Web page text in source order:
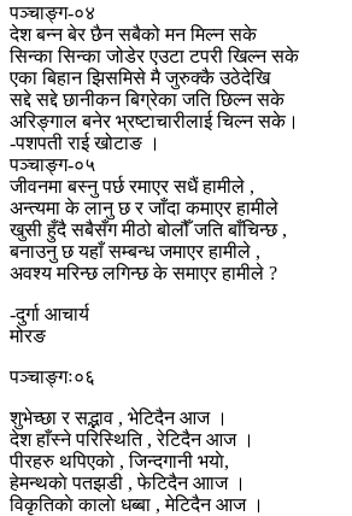
पञ्चाङ्ग-०४
देश बन्न बेर छैन सबैको मन मिल्न सके
सिन्का सिन्का जोडेर एउटा टपरी खिल्न सके
एका बिहान झिसमिसे मै जुरुक्कै उठेदेखि
सद्दे सद्दे छानीकन बिग्रेका जति छिल्न सके
अरिङ्गाल बनेर भ्रष्टाचारीलाई चिल्न सके।
-पशपती राई खोटाङ ।
पञ्चाङ्ग-०५
जीवनमा बस्नु पर्छ रमाएर सधैं हामीले ,
अन्त्यमा के लानु छ र जाँदा कमाएर हामीले
खुसी हुँदै सबैसँग मीठो बोलौँ जति बाँचिन्छ ,
बनाउनु छ यहाँ सम्बन्ध जमाएर हामीले ,
अवश्य मरिन्छ लगिन्छ के समाएर हामीले ?
-दुर्गा आचार्य
मोरङ
पञ्चाङ्गः०६
शुभेच्छा र सद्भाव , भेटिदैन आज ।
देश हाँस्ने परिस्थिति , रेटिदैन आज ।
पीरहरु थपिएकाे , जिन्दगानी भयाे,
हेमन्थकाे पतझडी , फेटिदैन आाज ।
विकृतिकाे कालाे धब्बा , मेटिदैन आज ।